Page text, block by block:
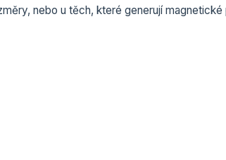
nebo u těch, které generují magnetické